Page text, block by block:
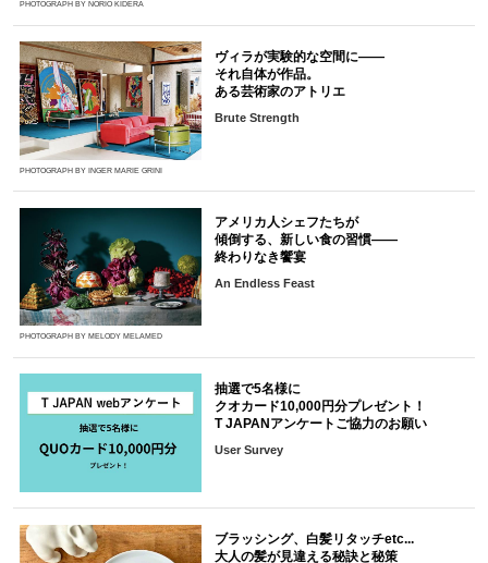
PHOTOGRAPH BY NORIO KIDERA
PHOTOGRAPH BY INGER MARIE GRINI
ヴィラが実験的な空間に――
それ自体が作品。
ある芸術家のアトリエ
Brute Strength
PHOTOGRAPH BY MELODY MELAMED
アメリカ人シェフたちが
傾倒する、新しい食の習慣――
終わりなき饗宴
An Endless Feast
抽選で5名様に
クオカード10,000円分プレゼント！
T JAPANアンケートご協力のお願い
User Survey
ブラッシング、白髪リタッチetc...
大人の髪が見違える秘訣と秘策